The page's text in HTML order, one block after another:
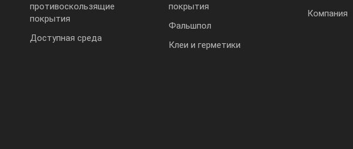
противоскользящие
покрытия
Доступная среда
покрытия
Фальшпол
Клеи и герметики
Компания